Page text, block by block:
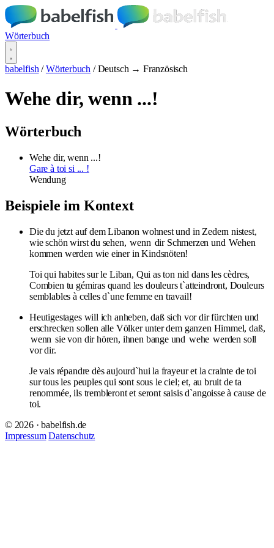
Wörterbuch
babelfish / Wörterbuch / Deutsch → Französisch
Wehe dir, wenn ...!
Wörterbuch
Wehe dir, wenn ...!
Gare à toi si ... !
Wendung
Beispiele im Kontext
Die du jetzt auf dem Libanon wohnest und in Zedern nistest,
wie schön wirst du sehen, wenn dir Schmerzen und Wehen
kommen werden wie einer in Kindsnöten!
Toi qui habites sur le Liban, Qui as ton nid dans les cèdres,
Combien tu gémiras quand les douleurs t`atteindront, Douleurs
semblables à celles d`une femme en travail!
Heutigestages will ich anheben, daß sich vor dir fürchten und
erschrecken sollen alle Völker unter dem ganzen Himmel, daß,
wenn sie von dir hören, ihnen bange und wehe werden soll
vor dir.
Je vais répandre dès aujourd`hui la frayeur et la crainte de toi
sur tous les peuples qui sont sous le ciel; et, au bruit de ta
renommée, ils trembleront et seront saisis d`angoisse à cause de
toi.
© 2026 · babelfish.de
Impressum Datenschutz